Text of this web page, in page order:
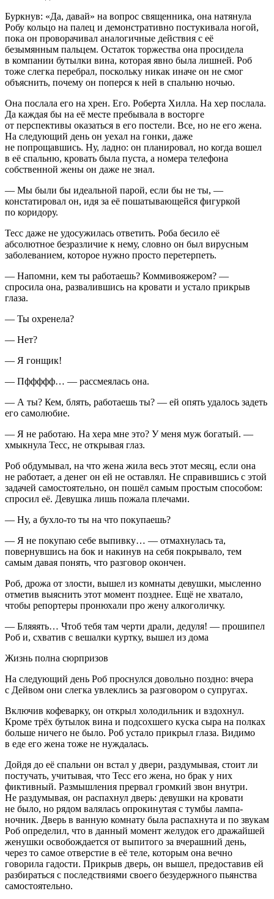
Буркнув: «Да, давай» на вопрос священника, она натянула
Робу кольцо на палец и демонстративно постукивала ногой,
пока он проворачивал аналогичные действия с её
безымянным пальцем. Остаток торжества она просидела
в компании бутылки вина, которая явно была лишней. Роб
тоже слегка перебрал, поскольку никак иначе он не смог
объяснить, почему он поперся к ней в спальню ночью.
Она послала его на хрен. Его. Роберта Хилла. На хер послала.
Да каждая бы на её месте пребывала в восторге
от перспективы оказаться в его постели. Все, но не его жена.
На следующий день он уехал на гонки, даже
не попрощавшись. Ну, ладно: он планировал, но когда вошел
в её спальню, кровать была пуста, а номера телефона
собственной жены он даже не знал.
— Мы были бы идеальной парой, если бы не ты, —
констатировал он, идя за её пошатывающейся фигуркой
по коридору.
Тесс даже не удосужилась ответить. Роба бесило её
абсолютное безразличие к нему, словно он был вирусным
заболеванием, которое нужно просто перетерпеть.
— Напомни, кем ты работаешь? Коммивояжером? —
спросила она, развалившись на кровати и устало прикрыв
глаза.
— Ты охренела?
— Нет?
— Я гонщик!
— Пффффф… — рассмеялась она.
— А ты? Кем, блять, работаешь ты? — ей опять удалось задеть
его самолюбие.
— Я не работаю. На хера мне это? У меня муж богатый. —
хмыкнула Тесс, не открывая глаз.
Роб обдумывал, на что жена жила весь этот месяц, если она
не работает, а денег он ей не оставлял. Не справившись с этой
задачей самостоятельно, он пошёл самым простым способом:
спросил её. Девушка лишь пожала плечами.
— Ну, а бухло-то ты на что покупаешь?
— Я не покупаю себе выпивку… — отмахнулась та,
повернувшись на бок и накинув на себя покрывало, тем
самым давая понять, что разговор окончен.
Роб, дрожа от злости, вышел из комнаты девушки, мысленно
отметив выяснить этот момент позднее. Ещё не хватало,
чтобы репортеры пронюхали про жену алкоголичку.
— Бляяять… Чтоб тебя там черти драли, дедуля! — прошипел
Роб и, схватив с вешалки куртку, вышел из дома
Жизнь полна сюрпризов
На следующий день Роб проснулся довольно поздно: вчера
с Дейвом они слегка увлеклись за разговором о супругах.
Включив кофеварку, он открыл холодильник и вздохнул.
Кроме трёх бутылок вина и подсохшего куска сыра на полках
больше ничего не было. Роб устало прикрыл глаза. Видимо
в еде его жена тоже не нуждалась.
Дойдя до её спальни он встал у двери, раздумывая, стоит ли
постучать, учитывая, что Тесс его жена, но брак у них
фиктивный. Размышления прервал громкий звон внутри.
Не раздумывая, он распахнул дверь: девушки на кровати
не было, но рядом валялась опрокинутая с тумбы лампа-
ночник. Дверь в ванную комнату была распахнута и по звукам
Роб определил, что в данный момент желудок его дражайшей
женушки освобождается от выпитого за вчерашний день,
через то самое отверстие в её теле, которым она вечно
говорила гадости. Прикрыв дверь, он вышел, предоставив ей
разбираться с последствиями своего безудержного пьянства
самостоятельно.